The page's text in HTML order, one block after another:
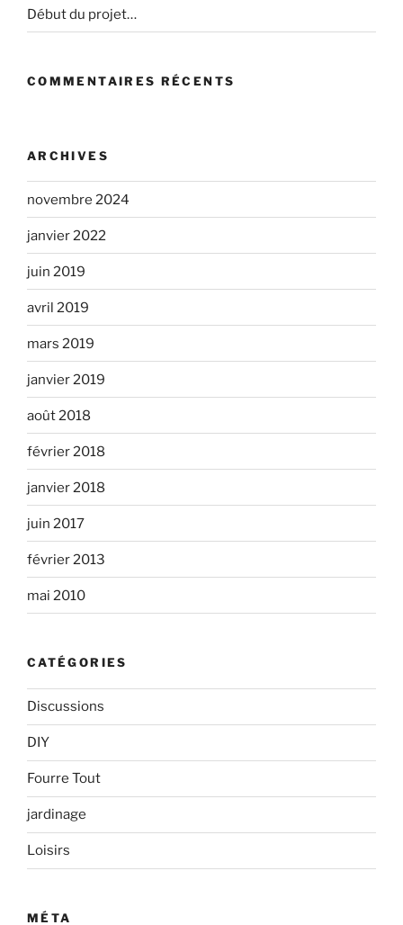
Début du projet…
COMMENTAIRES RÉCENTS
ARCHIVES
novembre 2024
janvier 2022
juin 2019
avril 2019
mars 2019
janvier 2019
août 2018
février 2018
janvier 2018
juin 2017
février 2013
mai 2010
CATÉGORIES
Discussions
DIY
Fourre Tout
jardinage
Loisirs
MÉTA